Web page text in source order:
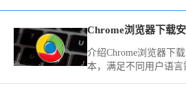
介绍Chrome浏览器下
本，满足不同用户语言